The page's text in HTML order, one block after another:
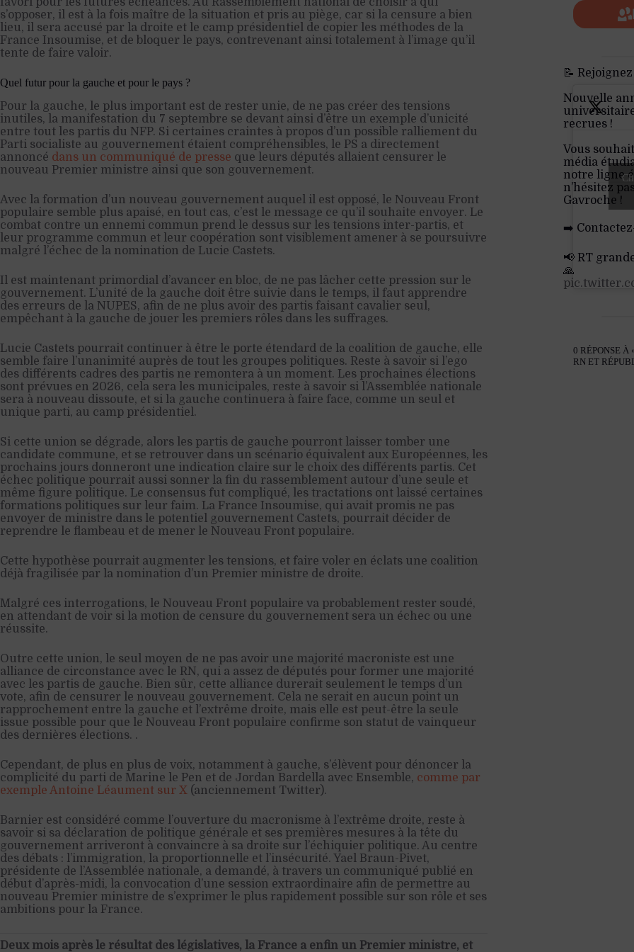
s’opposer, il est à la fois maître de la situation et pris au piège, car si la censure a bien
lieu, il sera accusé par la droite et le camp présidentiel de copier les méthodes de la
France Insoumise, et de bloquer le pays, contrevenant ainsi totalement à l’image qu’il
tente de faire valoir.
Quel futur pour la gauche et pour le pays ?
Pour la gauche, le plus important est de rester unie, de ne pas créer des tensions
inutiles, la manifestation du 7 septembre se devant ainsi d’être un exemple d’unicité
entre tout les partis du NFP. Si certaines craintes à propos d’un possible ralliement du
Parti socialiste au gouvernement étaient compréhensibles, le PS a directement
annoncé dans un communiqué de presse que leurs députés allaient censurer le
nouveau Premier ministre ainsi que son gouvernement.
Avec la formation d’un nouveau gouvernement auquel il est opposé, le Nouveau Front
populaire semble plus apaisé, en tout cas, c’est le message ce qu’il souhaite envoyer. Le
combat contre un ennemi commun prend le dessus sur les tensions inter-partis, et
leur programme commun et leur coopération sont visiblement amener à se poursuivre
malgré l’échec de la nomination de Lucie Castets.
Il est maintenant primordial d’avancer en bloc, de ne pas lâcher cette pression sur le
gouvernement. L’unité de la gauche doit être suivie dans le temps, il faut apprendre
des erreurs de la NUPES, afin de ne plus avoir des partis faisant cavalier seul,
empêchant à la gauche de jouer les premiers rôles dans les suffrages.
Lucie Castets pourrait continuer à être le porte étendard de la coalition de gauche, elle
semble faire l’unanimité auprès de tout les groupes politiques. Reste à savoir si l’ego
des différents cadres des partis ne remontera à un moment. Les prochaines élections
sont prévues en 2026, cela sera les municipales, reste à savoir si l’Assemblée nationale
sera à nouveau dissoute, et si la gauche continuera à faire face, comme un seul et
unique parti, au camp présidentiel.
Si cette union se dégrade, alors les partis de gauche pourront laisser tomber une
candidate commune, et se retrouver dans un scénario équivalent aux Européennes, les
prochains jours donneront une indication claire sur le choix des différents partis. Cet
échec politique pourrait aussi sonner la fin du rassemblement autour d’une seule et
même figure politique. Le consensus fut compliqué, les tractations ont laissé certaines
formations politiques sur leur faim. La France Insoumise, qui avait promis ne pas
envoyer de ministre dans le potentiel gouvernement Castets, pourrait décider de
reprendre le flambeau et de mener le Nouveau Front populaire.
Cette hypothèse pourrait augmenter les tensions, et faire voler en éclats une coalition
déjà fragilisée par la nomination d’un Premier ministre de droite.
Malgré ces interrogations, le Nouveau Front populaire va probablement rester soudé,
en attendant de voir si la motion de censure du gouvernement sera un échec ou une
réussite.
Outre cette union, le seul moyen de ne pas avoir une majorité macroniste est une
alliance de circonstance avec le RN, qui a assez de députés pour former une majorité
avec les partis de gauche. Bien sûr, cette alliance durerait seulement le temps d’un
vote, afin de censurer le nouveau gouvernement. Cela ne serait en aucun point un
rapprochement entre la gauche et l’extrême droite, mais elle est peut-être la seule
issue possible pour que le Nouveau Front populaire confirme son statut de vainqueur
des dernières élections. .
Cependant, de plus en plus de voix, notamment à gauche, s’élèvent pour dénoncer la
complicité du parti de Marine le Pen et de Jordan Bardella avec Ensemble, comme par
exemple Antoine Léaument sur X (anciennement Twitter).
Barnier est considéré comme l’ouverture du macronisme à l’extrême droite, reste à
savoir si sa déclaration de politique générale et ses premières mesures à la tête du
gouvernement arriveront à convaincre à sa droite sur l’échiquier politique. Au centre
des débats : l’immigration, la proportionnelle et l’insécurité. Yael Braun-Pivet,
présidente de l’Assemblée nationale, a demandé, à travers un communiqué publié en
début d’après-midi, la convocation d’une session extraordinaire afin de permettre au
nouveau Premier ministre de s’exprimer le plus rapidement possible sur son rôle et ses
ambitions pour la France.
Deux mois après le résultat des législatives, la France a enfin un Premier ministre, et
📝
Nouvelle
recrues !
Vous
média
notre ligne
n’hésitez
Gavroche !
➡️
📢 RT
🙏
0 RÉPONSE
RN ET